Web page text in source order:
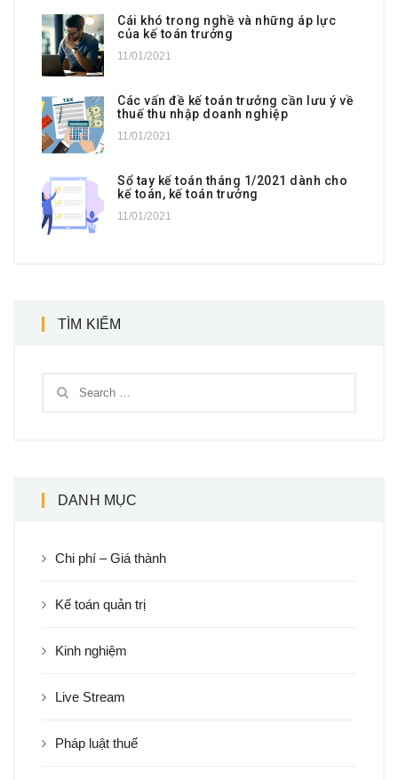
Cái khó trong nghề và những áp lực
của kế toán trưởng
11/01/2021
Các vấn đề kế toán trưởng cần lưu ý về
thuế thu nhập doanh nghiệp
11/01/2021
Sổ tay kế toán tháng 1/2021 dành cho
kế toán, kế toán trưởng
11/01/2021
TÌM KIẾM
DANH MỤC
Chi phí – Giá thành
Kế toán quản trị
Kinh nghiệm
Live Stream
Pháp luật thuế